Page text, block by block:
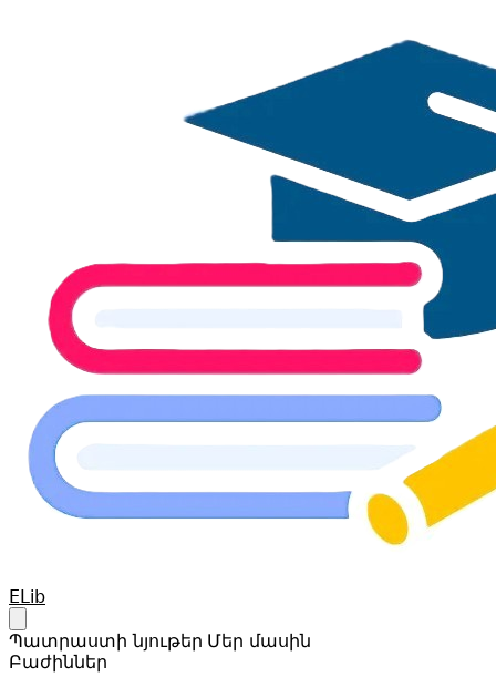
Your Company
ELib
Պատրաստի նյութեր Մեր մասին
Բաժիններ